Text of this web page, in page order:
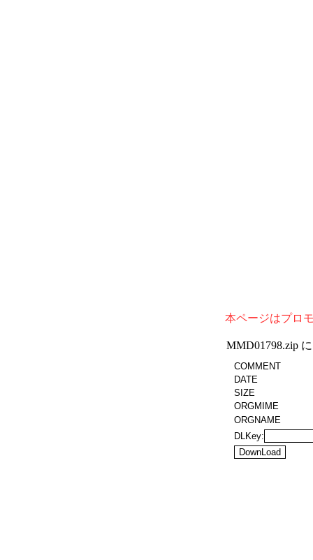
本ページはプロ
MMD01798.zip
COMMENT
DATE
SIZE
ORGMIME
ORGNAME
DLKey: